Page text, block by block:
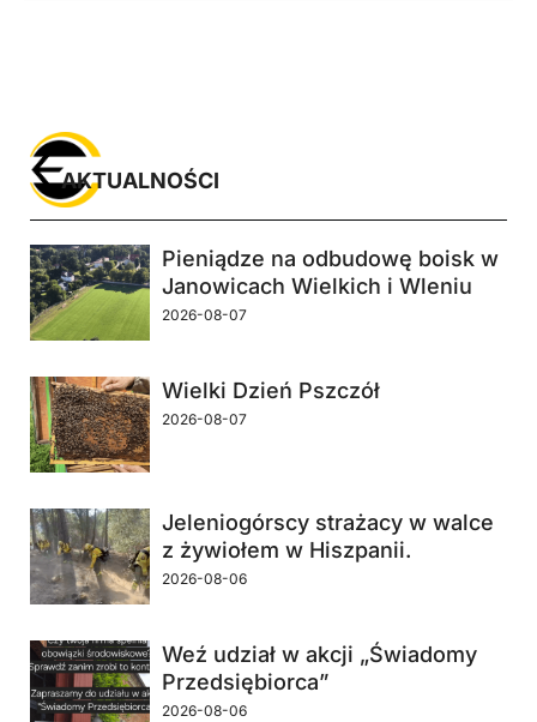
Pieniądze na odbudowę boisk w
Janowicach Wielkich i Wleniu
2026-08-07
Wielki Dzień Pszczół
2026-08-07
Jeleniogórscy strażacy w walce
z żywiołem w Hiszpanii.
2026-08-06
Weź udział w akcji „Świadomy
Przedsiębiorca”
2026-08-06
AKTUALNOŚCI